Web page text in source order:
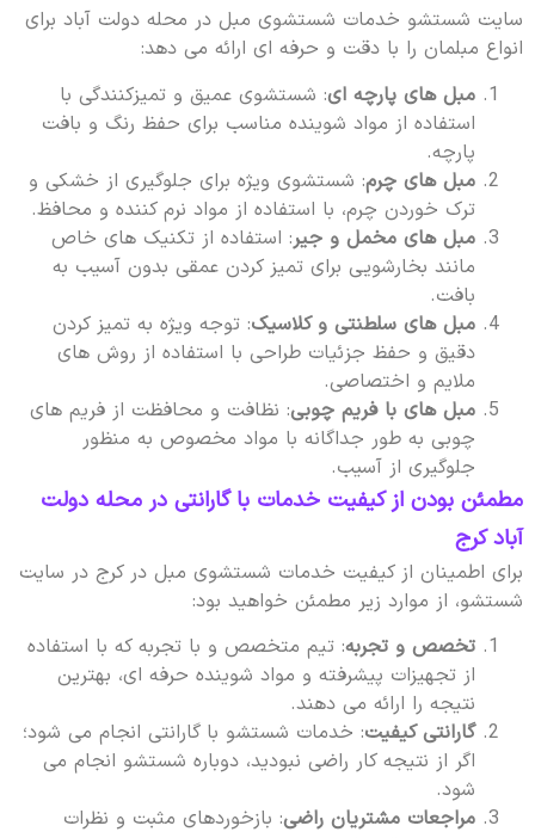
سایت شستشو خدمات شستشوی مبل در محله دولت آباد برای
انواع مبلمان را با دقت و حرفه ای ارائه می دهد:
مبل های پارچه ای: شستشوی عمیق و تمیزکنندگی با
استفاده از مواد شوینده مناسب برای حفظ رنگ و بافت
پارچه.
مبل های چرم: شستشوی ویژه برای جلوگیری از خشکی و
ترک خوردن چرم، با استفاده از مواد نرم کننده و محافظ.
مبل های مخمل و جیر: استفاده از تکنیک های خاص
مانند بخارشویی برای تمیز کردن عمقی بدون آسیب به
بافت.
مبل های سلطنتی و کلاسیک: توجه ویژه به تمیز کردن
دقیق و حفظ جزئیات طراحی با استفاده از روش های
ملایم و اختصاصی.
مبل های با فریم چوبی: نظافت و محافظت از فریم های
چوبی به طور جداگانه با مواد مخصوص به منظور
جلوگیری از آسیب.
مطمئن بودن از کیفیت خدمات با گارانتی در محله دولت
آباد کرج
برای اطمینان از کیفیت خدمات شستشوی مبل در کرج در سایت
شستشو، از موارد زیر مطمئن خواهید بود:
تخصص و تجربه: تیم متخصص و با تجربه که با استفاده
از تجهیزات پیشرفته و مواد شوینده حرفه ای، بهترین
نتیجه را ارائه می دهند.
گارانتی کیفیت: خدمات شستشو با گارانتی انجام می شود؛
اگر از نتیجه کار راضی نبودید، دوباره شستشو انجام می
شود.
مراجعات مشتریان راضی: بازخوردهای مثبت و نظرات